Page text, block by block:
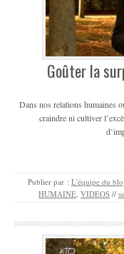
Goûter la
Dans nos relations humaines
craindre ni cultiver
Publier par : L'équipe du
HUMAINE VIDEOS //